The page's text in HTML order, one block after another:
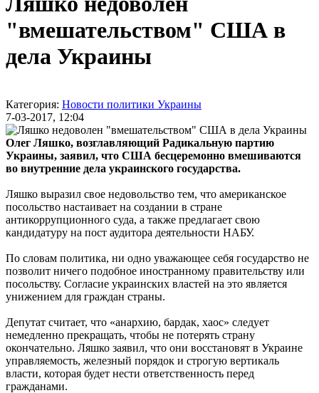
"вмешательством" США в
дела Украины
Категория: Новости политики Украины
7-03-2017, 12:04
Олег Ляшко, возглавляющий Радикальную партию
Украины, заявил, что США бесцеремонно вмешиваются
во внутренние дела украинского государства.
Ляшко выразил свое недовольство тем, что американское
посольство настаивает на создании в стране
антикоррупционного суда, а также предлагает свою
кандидатуру на пост аудитора деятельности НАБУ.
По словам политика, ни одно уважающее себя государство не
позволит ничего подобное иностранному правительству или
посольству. Согласие украинских властей на это является
унижением для граждан страны.
Депутат считает, что «анархию, бардак, хаос» следует
немедленно прекращать, чтобы не потерять страну
окончательно. Ляшко заявил, что они восстановят в Украине
управляемость, железный порядок и строгую вертикаль
власти, которая будет нести ответственность перед
гражданами.